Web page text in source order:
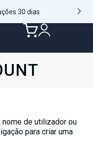
nome de utilizador ou
para criar uma